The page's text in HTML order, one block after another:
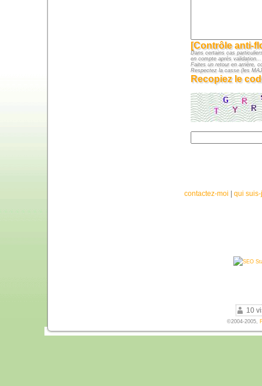
[Contrôle anti-
Dans certains cas
en compte après
Faites un retour en arrière,
Respectez la casse (les
Recopiez le
contactez-moi qui
10
©2004-2005,